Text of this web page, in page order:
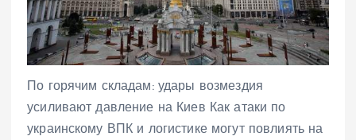
По горячим складам: удары возмездия
усиливают давление на Киев Как атаки по
украинскому ВПК и логистике могут повлиять на